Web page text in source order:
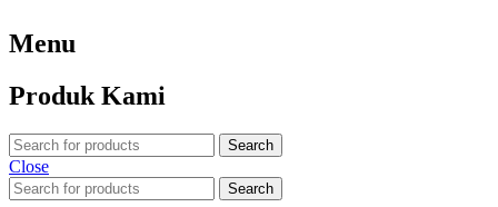
Menu
Produk Kami
Search
Close
Search